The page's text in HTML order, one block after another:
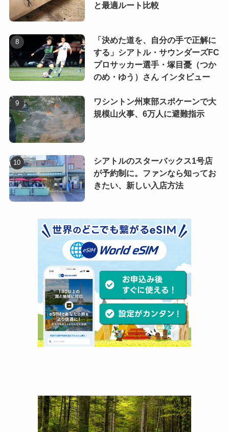
と最適ルート比較
「決めた道を、自分の手で正解に
する」シアトル・サウンダーズFC
プロサッカー選手・塚目憂（つか
のめ・ゆう）さん インタビュー
ワシントン州東部スポケーンで大
規模山火事、6万人に避難指示
シアトルのスターバックス1号店
が予約制に。ファンなら知ってお
きたい、新しい入店方法